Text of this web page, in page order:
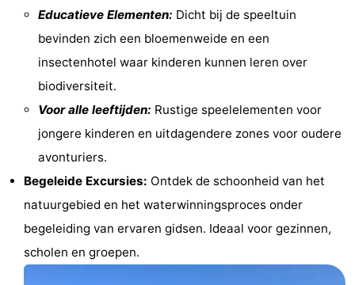
Zwembaden
Fietsen
Wandelen
Paardrijden
Golfbanen
Surfen
Eten
drinken
Jachthaven
Evenementen
Educatieve Elementen: Dicht bij de speeltuin
bevinden zich een bloemenweide en een
insectenhotel waar kinderen kunnen leren over
biodiversiteit.
Voor alle leeftijden: Rustige speelelementen voor
jongere kinderen en uitdagendere zones voor oudere
avonturiers.
Begeleide Excursies: Ontdek de schoonheid van het
natuurgebied en het waterwinningsproces onder
begeleiding van ervaren gidsen. Ideaal voor gezinnen,
scholen en groepen.